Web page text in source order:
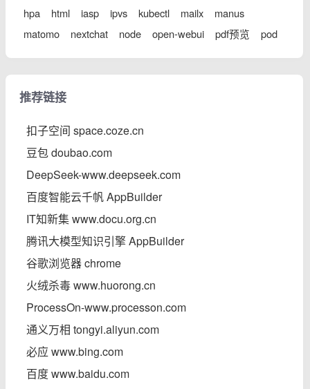
hpa
html iasp ipvs kubectl mailx
manus
matomo
nextchat node open-webui pdf预览 pod
推荐链接
扣子空间 space.coze.cn
豆包 doubao.com
DeepSeek-www.deepseek.com
百度智能云千帆 AppBuilder
IT知新集 www.docu.org.cn
腾讯大模型知识引擎 AppBuilder
谷歌浏览器 chrome
火绒杀毒 www.huorong.cn
ProcessOn-www.processon.com
通义万相 tongyi.aliyun.com
必应 www.bing.com
百度 www.baidu.com